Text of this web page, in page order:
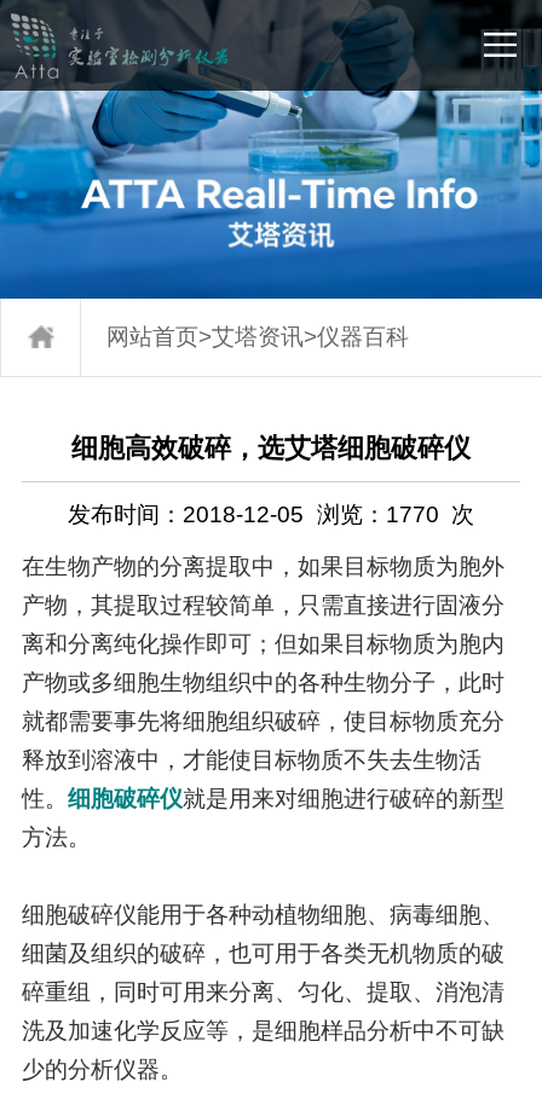
网站首页>艾塔资讯>仪器百科
细胞高效破碎，选艾塔细胞破碎仪
发布时间：2018-12-05 浏览： 1770 次
在生物产物的分离提取中，如果目标物质为胞外
产物，其提取过程较简单，只需直接进行固液分
离和分离纯化操作即可；但如果目标物质为胞内
产物或多细胞生物组织中的各种生物分子，此时
就都需要事先将细胞组织破碎，使目标物质充分
释放到溶液中，才能使目标物质不失去生物活
性。 细胞破碎仪就是用来对细胞进行破碎的新型
方法。
细胞破碎仪能用于各种动植物细胞、病毒细胞、
细菌及组织的破碎，也可用于各类无机物质的破
碎重组，同时可用来分离、匀化、提取、消泡清
洗及加速化学反应等，是细胞样品分析中不可缺
少的分析仪器。